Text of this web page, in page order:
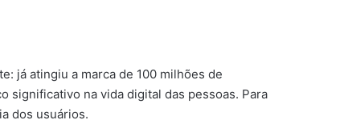
já atingiu a marca de 100 milhões de
significativo na vida digital das pessoas. Para
dos usuários.